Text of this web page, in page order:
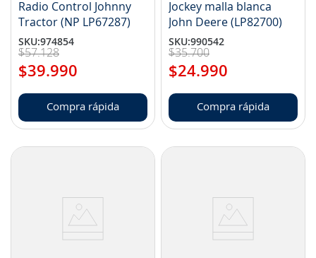
Radio Control Johnny
Tractor (NP LP67287)
SKU:974854
$57.128
$39.990
Compra rápida
Jockey malla blanca
John Deere (LP82700)
SKU:990542
$35.700
$24.990
Compra rápida